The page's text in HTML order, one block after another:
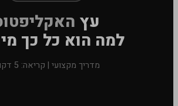
עץ
למה הוא כל כך
מדריך מקצועי | קריאה: 5 דקות